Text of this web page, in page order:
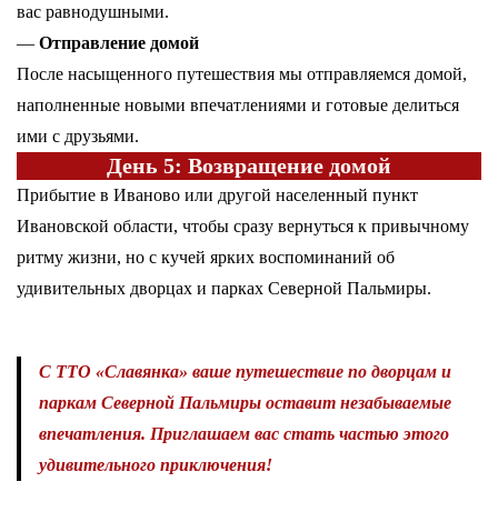
вас равнодушными.
—Отправление домой
После насыщенного путешествия мы отправляемся домой,
наполненные новыми впечатлениями и готовые делиться
ими с друзьями.
День 5: Возвращение домой
Прибытие в Иваново или другой населенный пункт
Ивановской области, чтобы сразу вернуться к привычному
ритму жизни, но с кучей ярких воспоминаний об
удивительных дворцах и парках Северной Пальмиры.
С ТТО «Славянка» ваше путешествие по дворцам и
паркам Северной Пальмиры оставит незабываемые
впечатления. Приглашаем вас стать частью этого
удивительного приключения!